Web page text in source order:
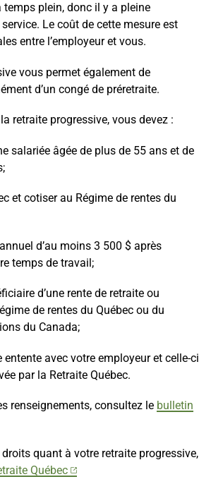
plein, donc il y a pleine
Le coût de cette mesure est
entre l’employeur et vous.
vous permet également de
d’un congé de préretraite.
retraite progressive, vous devez :
salariée âgée de plus de 55 ans et de
et cotiser au Régime de rentes du
d’au moins 3 500 $ après
temps de travail;
d’une rente de retraite ou
de rentes du Québec ou du
du Canada;
avec votre employeur et celle-ci
par la Retraite Québec.
renseignements, consultez le bulletin
quant à votre retraite progressive,
Québec